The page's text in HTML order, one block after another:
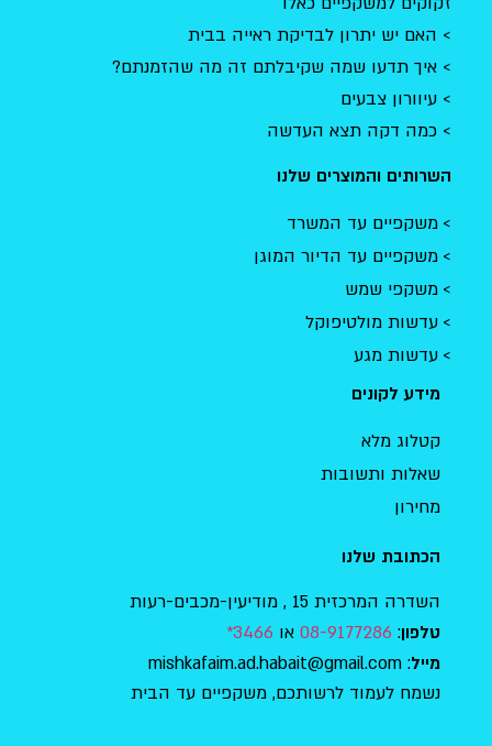
האם יש יתרון לבדיקת ראייה בבית
איך תדעו שמה שקיבלתם זה מה שהזמנתם?
עיוורון צבעים
כמה דקה תצא העדשה
השרותים והמוצרים שלנו
משקפיים עד המשרד
משקפיים עד הדיור המוגן
משקפי שמש
עדשות מולטיפוקל
עדשות מגע
מידע לקונים
קטלוג מלא
שאלות ותשובות
מחירון
הכתובת שלנו
השדרה המרכזית 15 , מודיעין-מכבים-רעות
טלפון:
08-9177286 או 3466*
מייל: mishkafaim.ad.habait@gmail.com
נשמח לעמוד לרשותכם, משקפיים עד הבית